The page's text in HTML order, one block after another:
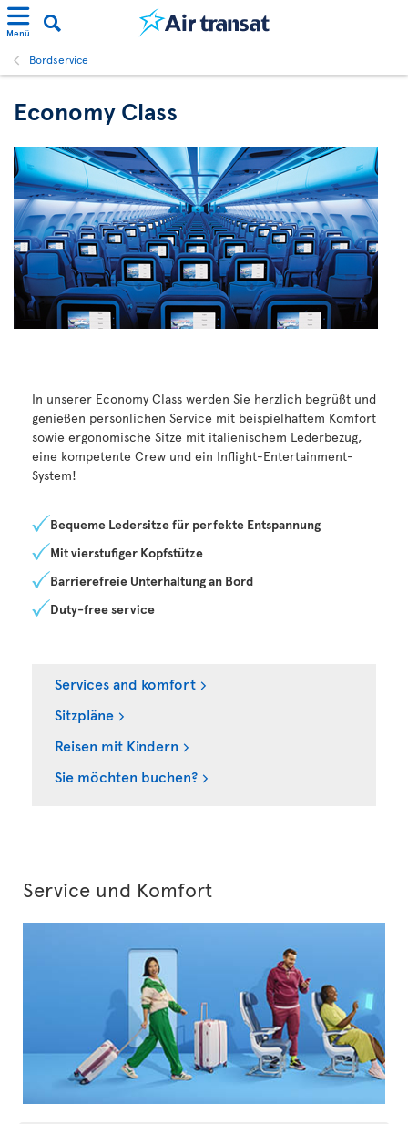
Menü
Bordservice
Economy Class
In unserer Economy Class werden Sie herzlich begrüßt und
genießen persönlichen Service mit beispielhaftem Komfort
sowie ergonomische Sitze mit italienischem Lederbezug,
eine kompetente Crew und ein Inflight-Entertainment-
System!
Bequeme Ledersitze für perfekte Entspannung
Mit vierstufiger Kopfstütze
Barrierefreie Unterhaltung an Bord
Duty-free service
Services and komfort
Sitzpläne
Reisen mit Kindern
Sie möchten buchen?
Service und Komfort